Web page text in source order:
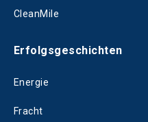
CleanMile
Erfolgsgeschichten
Energie
Fracht